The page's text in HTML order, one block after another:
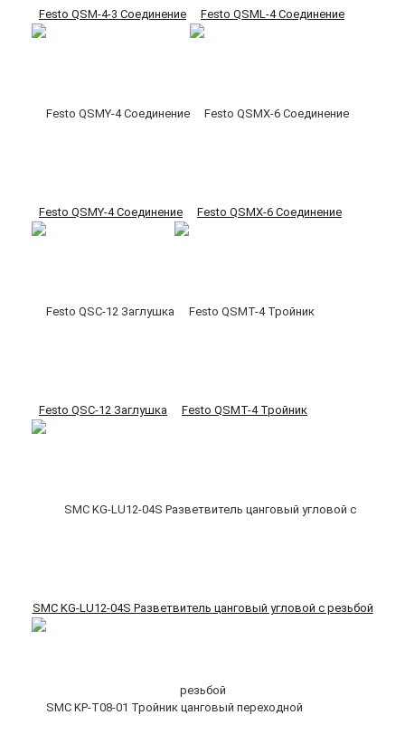
Festo QSM-4-3 Соединение Festo QSML-4 Соединение
Festo QSMY-4 Соединение Festo QSMX-6 Соединение
Festo QSC-12 Заглушка Festo QSMT-4 Тройник
SMC KG-LU12-04S Разветвитель цанговый угловой с резьбой